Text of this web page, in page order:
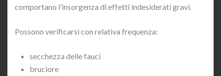
comportano l’insorgenza di effetti indesiderati gravi.
Possono verificarsi con relativa frequenza:
secchezza delle fauci
bruciore